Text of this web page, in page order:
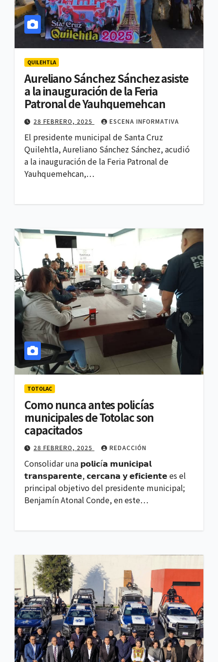
QUILEHTLA
Aureliano Sánchez Sánchez asiste
a la inauguración de la Feria
Patronal de Yauhquemehcan
28 FEBRERO, 2025 ESCENA INFORMATIVA
El presidente municipal de Santa Cruz
Quilehtla, Aureliano Sánchez Sánchez, acudió
a la inauguración de la Feria Patronal de
Yauhquemehcan,…
TOTOLAC
Como nunca antes policías
municipales de Totolac son
capacitados
28 FEBRERO, 2025 REDACCIÓN
Consolidar una 𝗽𝗼𝗹𝗶𝗰í𝗮 𝗺𝘂𝗻𝗶𝗰𝗶𝗽𝗮𝗹
𝘁𝗿𝗮𝗻𝘀𝗽𝗮𝗿𝗲𝗻𝘁𝗲, 𝗰𝗲𝗿𝗰𝗮𝗻𝗮 𝘆 𝗲𝗳𝗶𝗰𝗶𝗲𝗻𝘁𝗲 es el
principal objetivo del presidente municipal;
Benjamín Atonal Conde, en este…